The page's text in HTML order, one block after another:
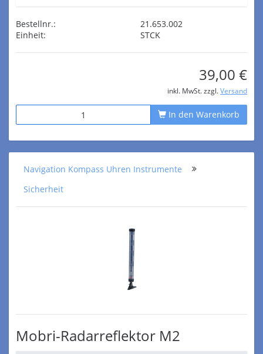
Bestellnr.:
21.653.002
Einheit:
STCK
39,00 €
inkl. MwSt. zzgl. Versand
In den Warenkorb
Navigation Kompass Uhren Instrumente
Sicherheit
Mobri-Radarreflektor M2